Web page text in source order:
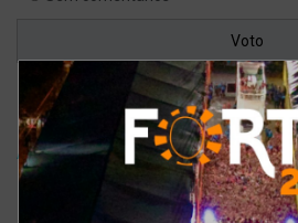
Ver resultados
Arquivo de enquete